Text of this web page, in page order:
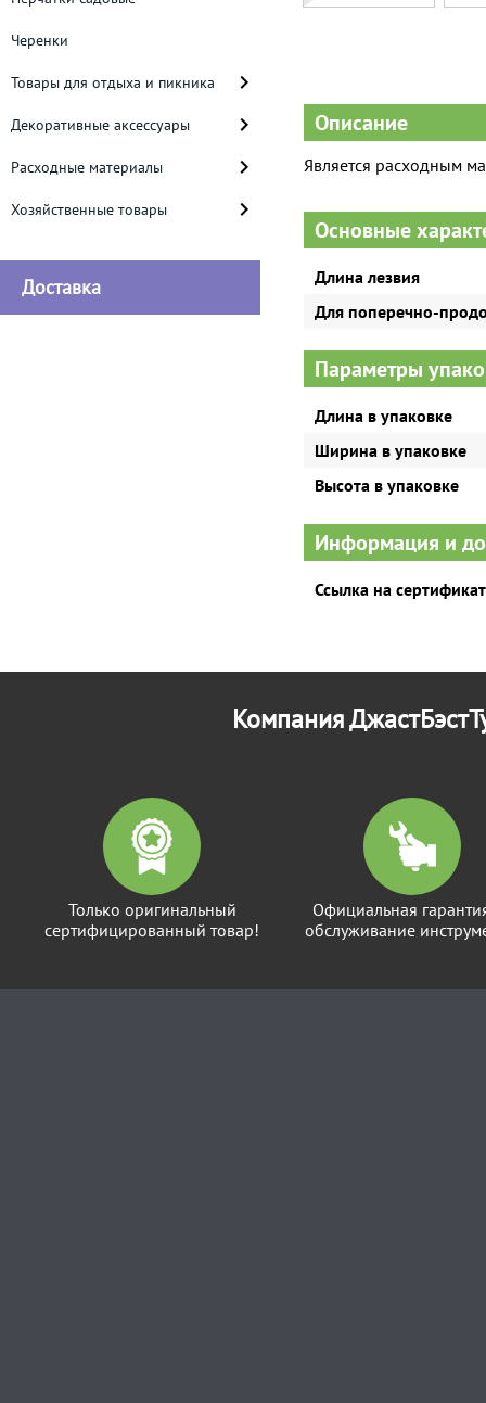
Черенки
Товары для отдыха и пикника
Декоративные аксессуары
Расходные материалы
Хозяйственные товары
Доставка
Описание
Является расходным
Основные
Длина лезвия
Для поперечно-
Параметры
Длина в упаковке
Ширина в упаковке
Высота в упаковке
Информация и
Ссылка на сертификат
Компания
Только оригинальный
сертифицированный товар!
Официальная
обслуживание